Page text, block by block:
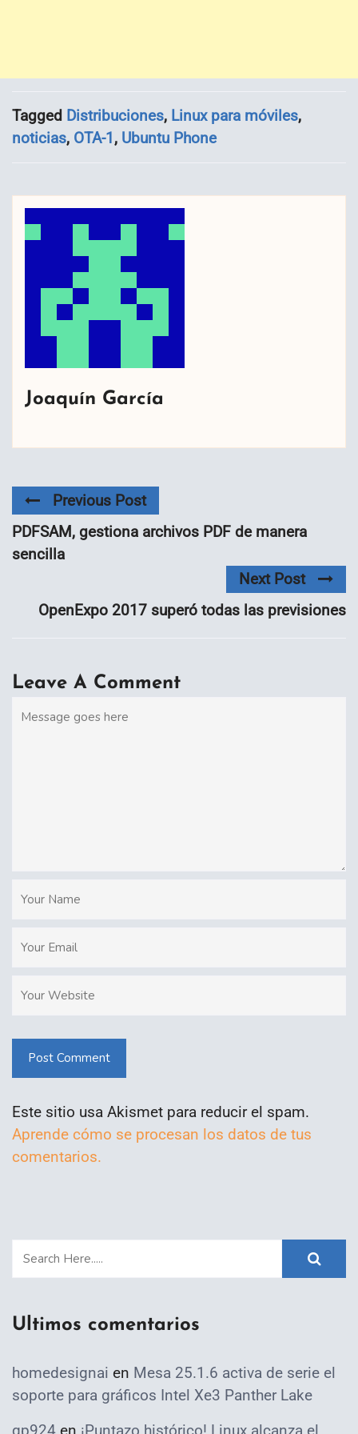
Tagged Distribuciones, Linux para móviles,
noticias, OTA-1, Ubuntu Phone
Joaquín García
Previous Post
PDFSAM, gestiona archivos PDF de manera
sencilla
Next Post
OpenExpo 2017 superó todas las previsiones
Leave A Comment
Post Comment
Este sitio usa Akismet para reducir el spam.
Aprende cómo se procesan los datos de tus
comentarios.
Ultimos comentarios
homedesignai en Mesa 25.1.6 activa de serie el
soporte para gráficos Intel Xe3 Panther Lake